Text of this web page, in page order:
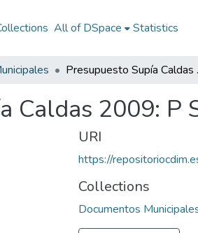
All of DSpace Statistics
Caldas 2009: P
URI
https://
Collections
Documentos